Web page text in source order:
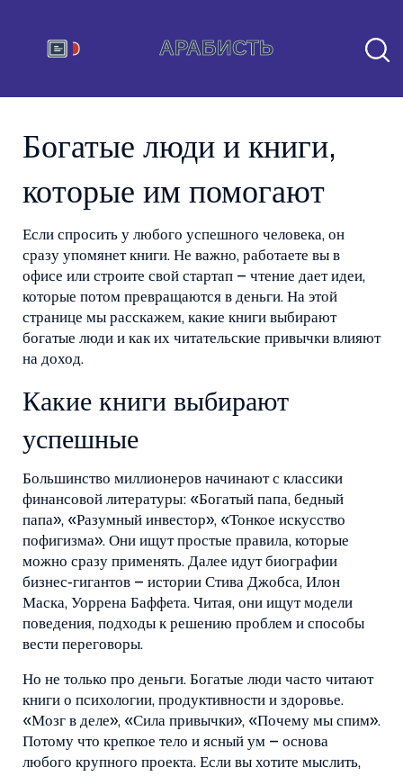
Богатые люди и книги,
которые им помогают
Если спросить у любого успешного человека, он
сразу упомянет книги. Не важно, работаете вы в
офисе или строите свой стартап – чтение дает идеи,
которые потом превращаются в деньги. На этой
странице мы расскажем, какие книги выбирают
богатые люди и как их читательские привычки влияют
на доход.
Какие книги выбирают
успешные
Большинство миллионеров начинают с классики
финансовой литературы: «Богатый папа, бедный
папа», «Разумный инвестор», «Тонкое искусство
пофигизма». Они ищут простые правила, которые
можно сразу применять. Далее идут биографии
бизнес‑гигантов – истории Стива Джобса, Илон
Маска, Уоррена Баффета. Читая, они ищут модели
поведения, подходы к решению проблем и способы
вести переговоры.
Но не только про деньги. Богатые люди часто читают
книги о психологии, продуктивности и здоровье.
«Мозг в деле», «Сила привычки», «Почему мы спим».
Потому что крепкое тело и ясный ум – основа
любого крупного проекта. Если вы хотите мыслить,